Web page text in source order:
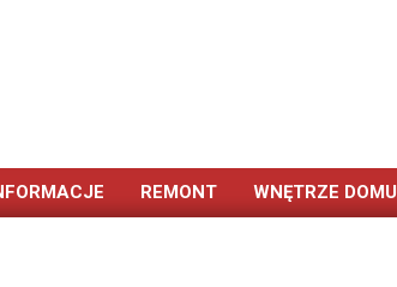
Primary
REMONT WNĘTRZE DOMU